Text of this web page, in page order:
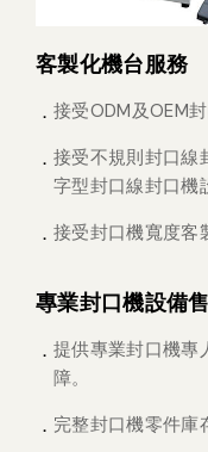
客製化機台服務
接受ODM及OEM
接受不規則封口線
字型封口線封口機
接受封口機寬度客
專業封口機設備
提供專業封口機專
障。
完整封口機零件庫